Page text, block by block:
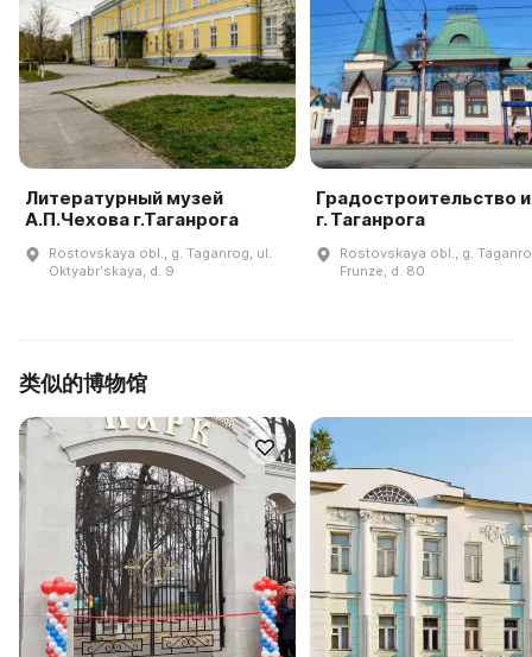
Литературный музей
А.П.Чехова г.Таганрога
Rostovskaya obl., g. Taganrog, ul.
Oktyabrʹskaya, d. 9
Градостроительство
г. Таганрога
Rostovskaya obl., g.
Frunze, d. 80
类似的博物馆